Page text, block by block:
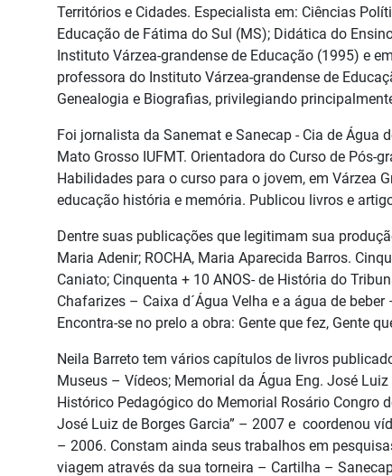
Territórios e Cidades. Especialista em: Ciências
Educação de Fátima do Sul (MS); Didática do
Instituto Várzea-grandense de Educação (1995) e
professora do Instituto Várzea-grandense de
Genealogia e Biografias, privilegiando
Foi jornalista da Sanemat e Sanecap - Cia de Água
Mato Grosso IUFMT. Orientadora do Curso de
Habilidades para o curso para o jovem, em Várzea
educação história e memória. Publicou livros e
Dentre suas publicações que legitimam sua
Maria Adenir; ROCHA, Maria Aparecida Barros.
Caniato; Cinquenta + 10 ANOS- de História do
Chafarizes – Caixa d´Água Velha e a água de
Encontra-se no prelo a obra: Gente que fez, Gente
Neila Barreto tem vários capítulos de livros
Museus – Vídeos; Memorial da Água Eng. José
Histórico Pedagógico do Memorial Rosário Congro
José Luiz de Borges Garcia” – 2007 e coordenou
– 2006. Constam ainda seus trabalhos em
viagem através da sua torneira – Cartilha –